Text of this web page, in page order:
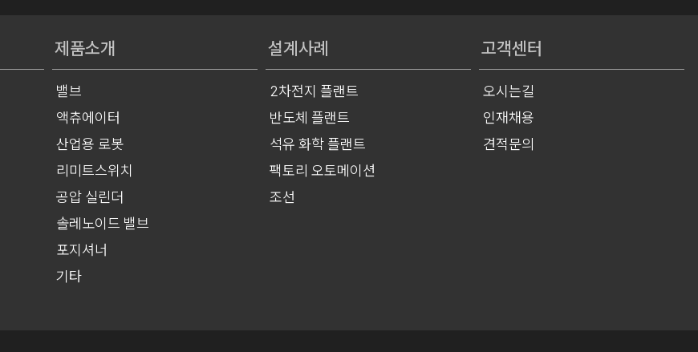
제품소개
밸브
액츄에이터
산업용 로봇
리미트스위치
공압 실린더
솔레노이드 밸브
포지셔너
기타
설계사례
2차전지 플랜트
반도체 플랜트
석유 화학 플랜트
팩토리 오토메이션
조선
고객센터
오시는길
인재채용
견적문의